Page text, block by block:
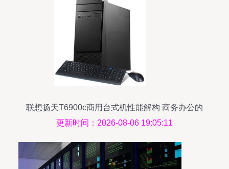
联想扬天T6900c商用台式机性能解构 商务办公的
坚实中坚
更新时间：2026-08-06 19:05:11